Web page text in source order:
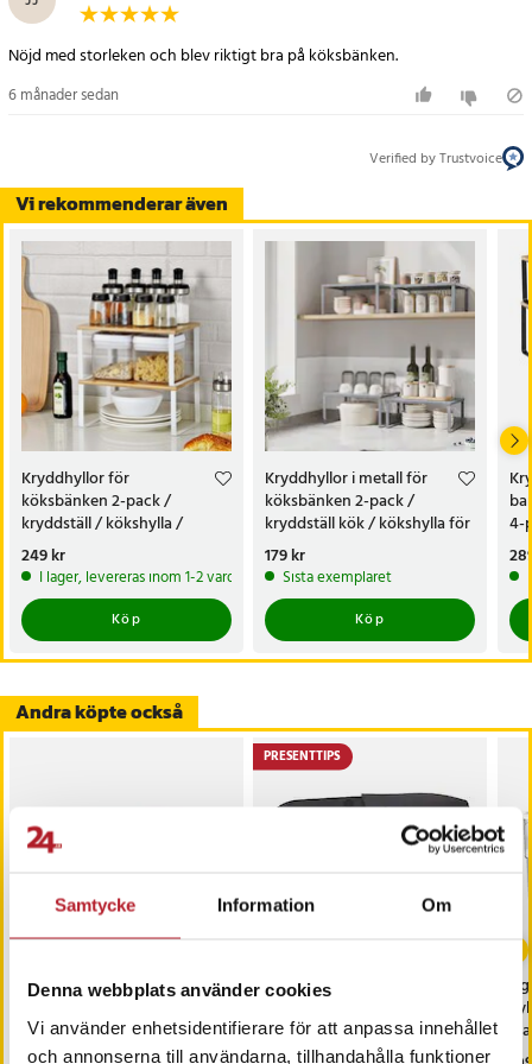
Samtycke Information Om
Denna webbplats använder cookies
Vi använder enhetsidentifierare för att anpassa innehållet
och annonserna till användarna, tillhandahålla funktioner
Specifikation
- Modell: UKCS02NW
- Material: Metall + konstruerat trä
- Mått per hylla: 29,7 x 19,6 x 15,7 cm (B x D x H)
- Antal hyllor: 2 st
- Funktioner: Stapelbar, utdragbar, anpassningsbar, robust
konstruktion
- Användningsområden: Köksbänk, skafferi, vardagsrum, kontor
eller badrum
Artikelnummer:124018
Vi rekommenderar även
Kryddhyllor för
köksbänken 2-pack /
kryddställ / kökshylla /
skåporganisatör
Pris:249 kr
249 kr
I lager, levereras inom 1-2 vardagar
Köp
Kryddhyllor i metall för
köksbänken 2-pack /
kryddställ kök / kökshylla för
bänkskiva
Pris:179 kr
179 kr
Sista exemplaret
Köp
4-
Nöjd med storleken och blev riktigt bra på köksbänken.
6 månader sedan
Verified by Trustvoice
Andra köpte också
Justerbar Bestikslåda /
förvaringslåda för
bestick
PRESENTTIPS
Masterchef Earth Knivset
Sveriges Mästerkock